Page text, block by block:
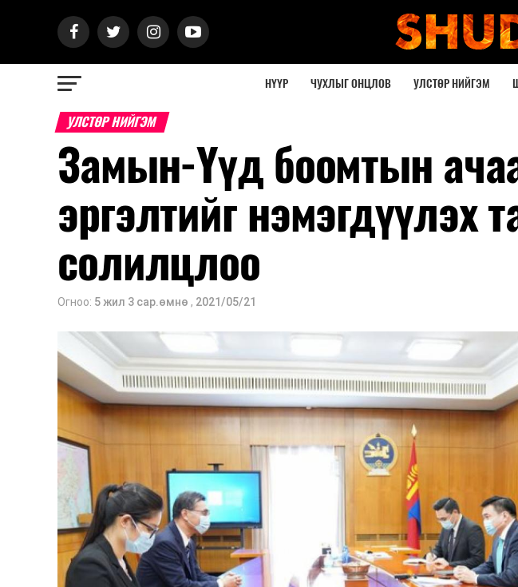
НҮҮР ЧУХЛЫГ ОНЦЛОВ УЛСТӨР НИЙГЭМ
УЛСТӨР НИЙГЭМ
Замын-Үүд боомтын
эргэлтийг нэмэгдүүлэх
солилцлоо
Огноо: 5 жил 3 сар.өмнө , 2021/05/21